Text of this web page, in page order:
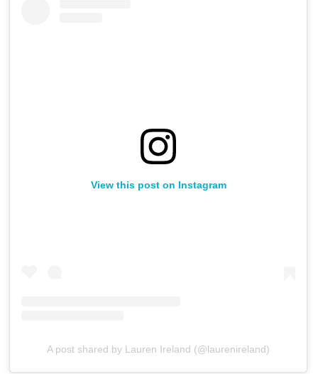
View this post on Instagram
A post shared by Lauren Ireland (@laurenireland)